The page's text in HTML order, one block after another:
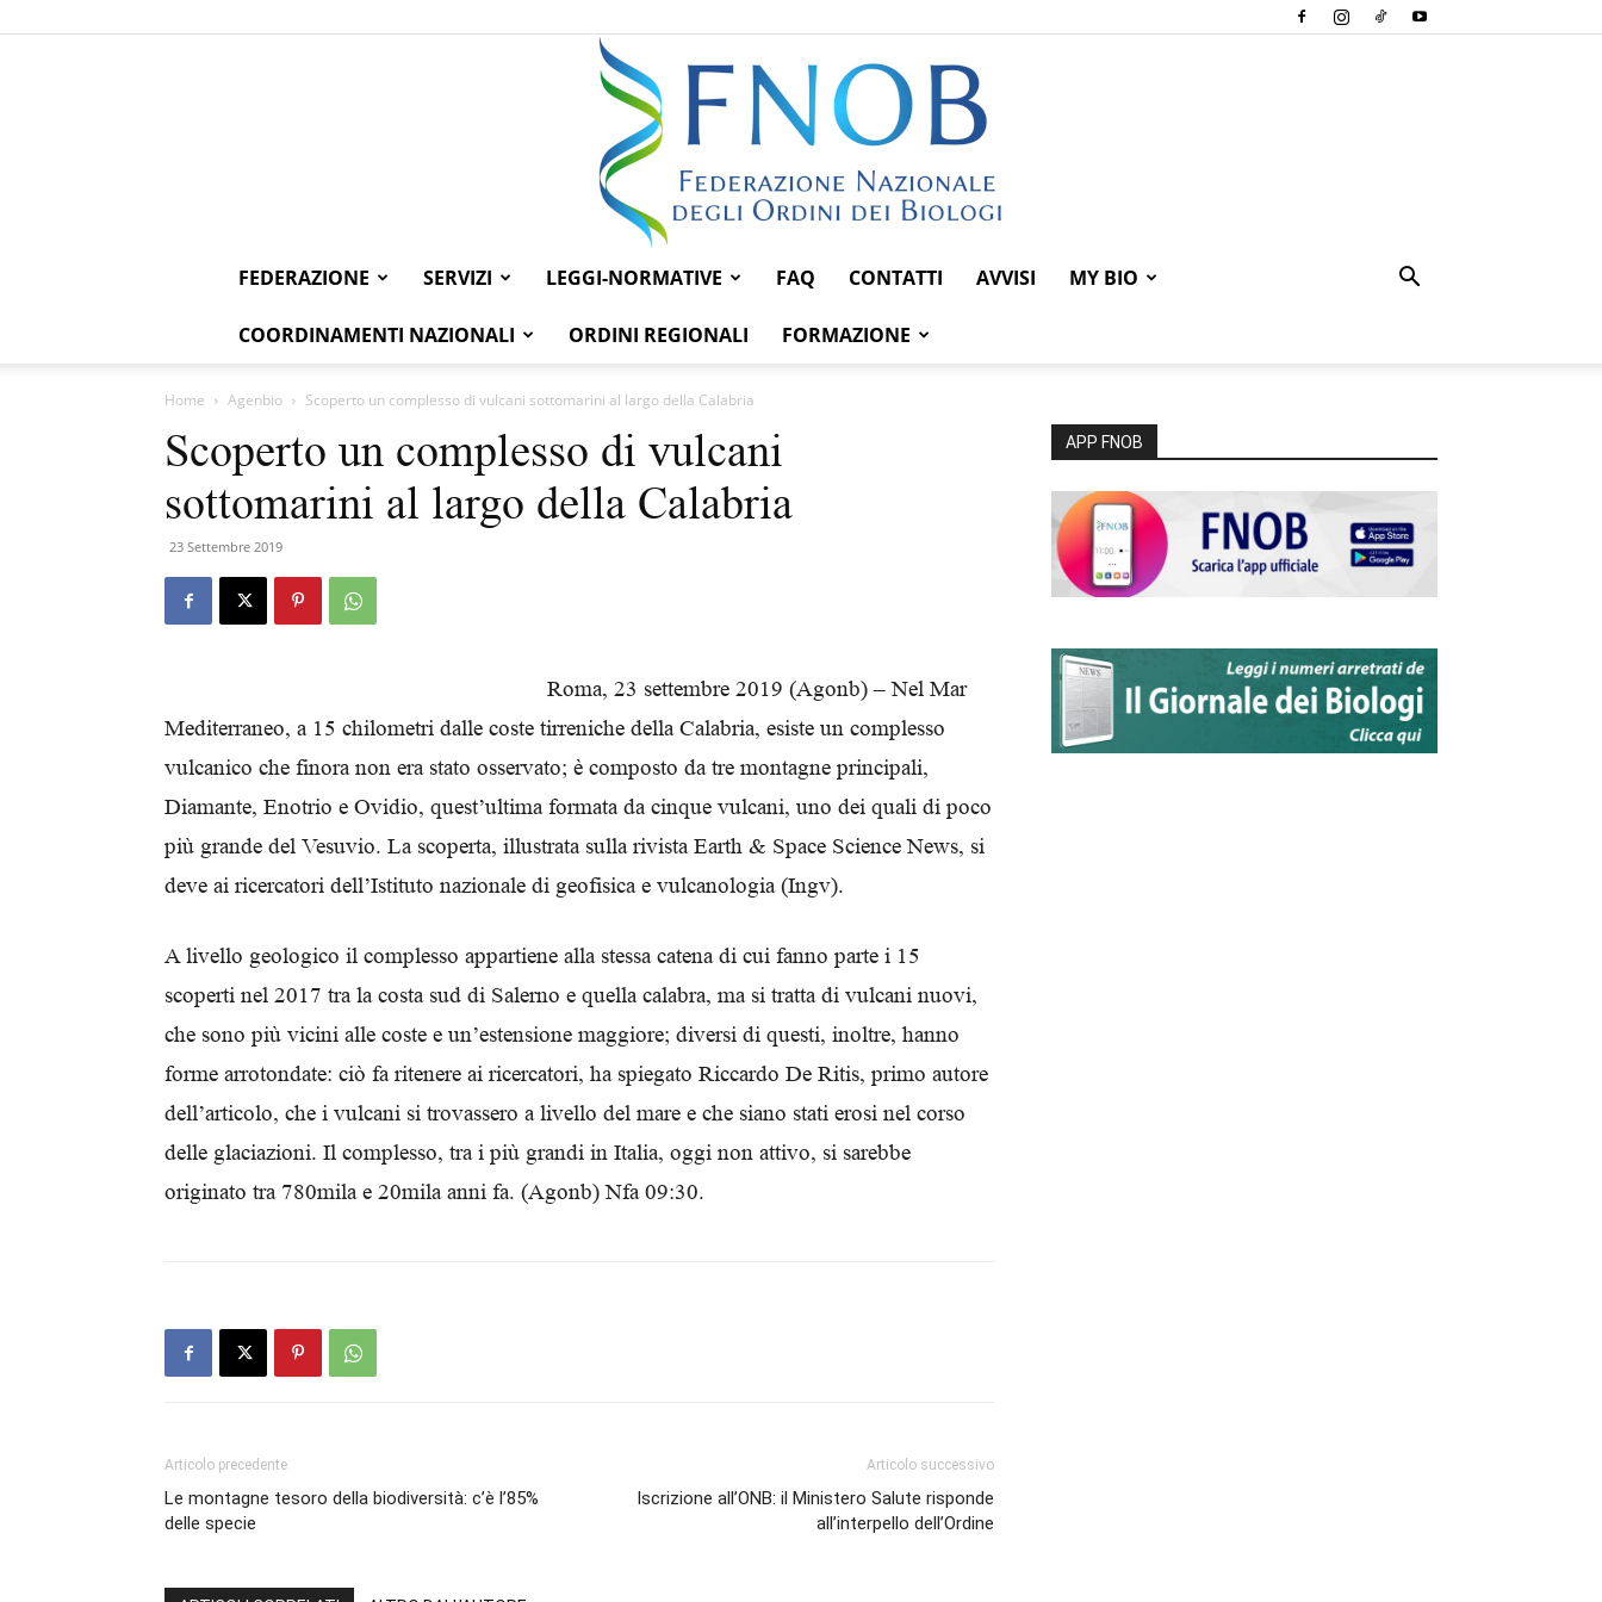
Federazione
FEDERAZIONE SERVIZI LEGGI-NORMATIVE FAQ CONTATTI AVVISI MY BIO
COORDINAMENTI NAZIONALI ORDINI REGIONALI FORMAZIONE
Home Agenbio Scoperto un complesso di vulcani sottomarini al largo della Calabria
Scoperto un complesso di vulcani
sottomarini al largo della Calabria
23 Settembre 2019
Roma, 23 settembre 2019 (Agonb) – Nel Mar
Mediterraneo, a 15 chilometri dalle coste tirreniche della Calabria, esiste un complesso
vulcanico che finora non era stato osservato; è composto da tre montagne principali,
Diamante, Enotrio e Ovidio, quest’ultima formata da cinque vulcani, uno dei quali di poco
più grande del Vesuvio. La scoperta, illustrata sulla rivista Earth & Space Science News, si
deve ai ricercatori dell’Istituto nazionale di geofisica e vulcanologia (Ingv).
A livello geologico il complesso appartiene alla stessa catena di cui fanno parte i 15
scoperti nel 2017 tra la costa sud di Salerno e quella calabra, ma si tratta di vulcani nuovi,
che sono più vicini alle coste e un’estensione maggiore; diversi di questi, inoltre, hanno
forme arrotondate: ciò fa ritenere ai ricercatori, ha spiegato Riccardo De Ritis, primo autore
dell’articolo, che i vulcani si trovassero a livello del mare e che siano stati erosi nel corso
delle glaciazioni. Il complesso, tra i più grandi in Italia, oggi non attivo, si sarebbe
originato tra 780mila e 20mila anni fa. (Agonb) Nfa 09:30.
Articolo precedente
Le montagne tesoro della biodiversità: c’è l’85%
delle specie
Articolo successivo
Iscrizione all’ONB: il Ministero Salute risponde
all’interpello dell’Ordine
APP FNOB